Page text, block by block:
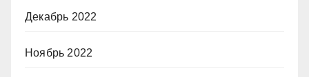
Декабрь 2022
Ноябрь 2022